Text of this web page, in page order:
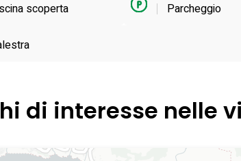
scoperta Parcheggio
di interesse nelle